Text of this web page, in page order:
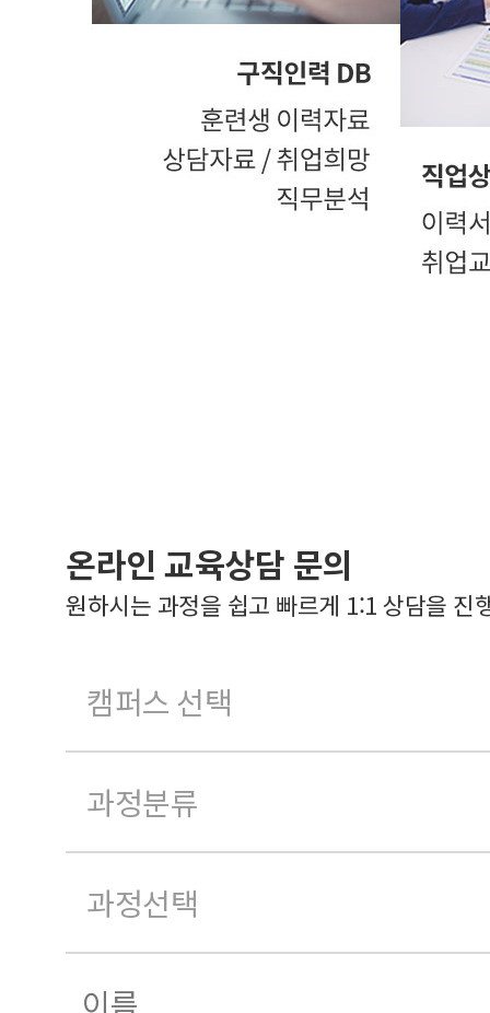
온라인 교육상담 문의
원하시는 과정을 쉽고 빠르게 1:1 상담을 진